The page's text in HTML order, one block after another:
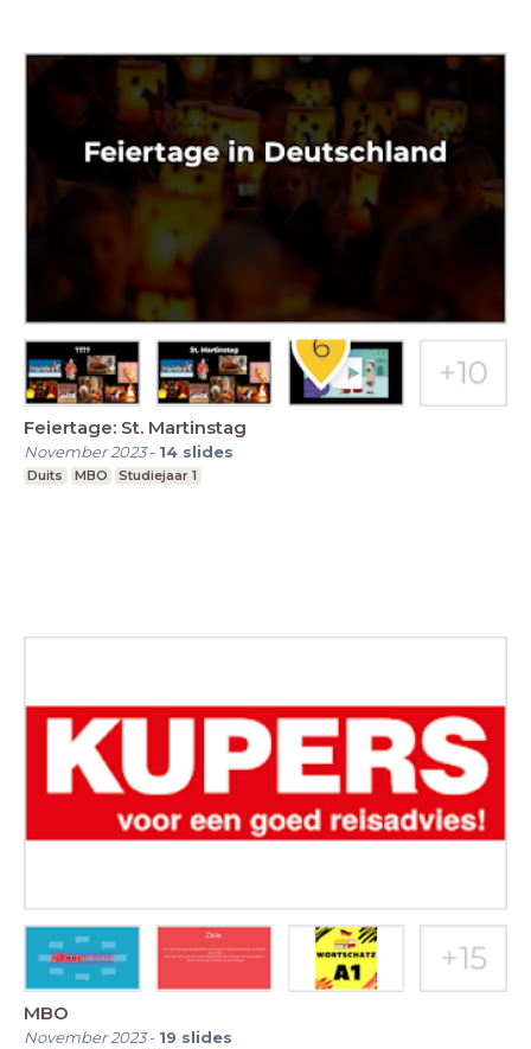
Feiertage: St. Martinstag
November 2023- 14 slides
Duits MBO Studiejaar 1
MBO
November 2023- 19 slides